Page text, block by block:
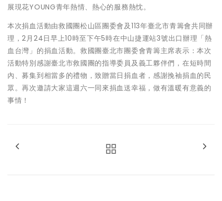
展現花YOUNG青年熱情、熱心的服務熱忱。
本次捐血活動由救國團松山區團委會及113年臺北市青籌會共同辦
理，2月24日早上10時至下午5時在中山捷運站3號出口辦理「熱
血台灣」的捐血活動。救國團臺北市團委會青籌主席表示：本次
活動特別感謝臺北市救國團的指導委員及義工夥伴們，在短時間
內、募集到相當多的禮物，致贈當日捐血者，感謝挽袖捐血的民
眾。再次邀請大家這週六一同來捐血送幸福，做有溫暖有意義的
事情！